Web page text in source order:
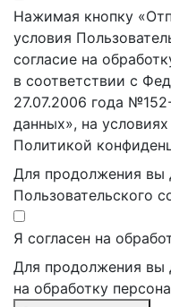
Нажимая кнопку
условия
согласие на
в соответствии с
27.07.2006 года
данных», на
Политикой
Для продолжения вы
Пользовательского
Я согласен на
Для продолжения вы
на обработку